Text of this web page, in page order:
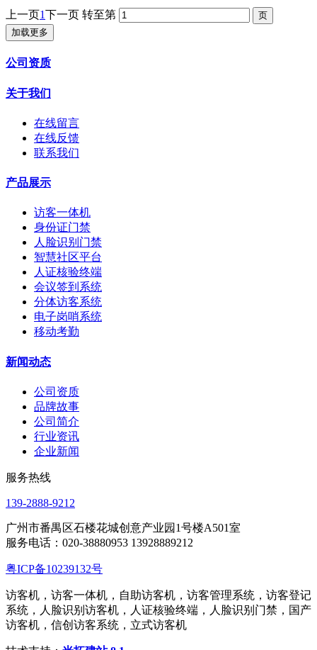
上一页1下一页 转至第
加载更多
公司资质
关于我们
在线留言
在线反馈
联系我们
产品展示
访客一体机
身份证门禁
人脸识别门禁
智慧社区平台
人证核验终端
会议签到系统
分体访客系统
电子岗哨系统
移动考勤
新闻动态
公司资质
品牌故事
公司简介
行业资讯
企业新闻
服务热线
139-2888-9212
广州市番禺区石楼花城创意产业园1号楼A501室
服务电话：020-38880953 13928889212
粤ICP备10239132号
访客机，访客一体机，自助访客机，访客管理系统，访客登记
系统，人脸识别访客机，人证核验终端，人脸识别门禁，国产
访客机，信创访客系统，立式访客机